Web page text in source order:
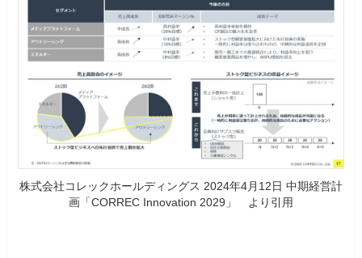
株式会社コレックホールディングス 2024年4月12日 中期経営計
画「CORREC Innovation 2029」 より引用